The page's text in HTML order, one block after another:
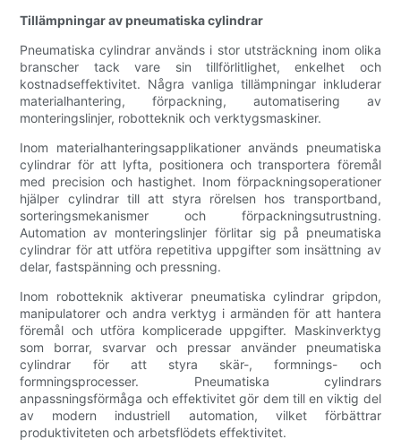
Tillämpningar av pneumatiska cylindrar
Pneumatiska cylindrar används i stor utsträckning inom olika
branscher tack vare sin tillförlitlighet, enkelhet och
kostnadseffektivitet. Några vanliga tillämpningar inkluderar
materialhantering, förpackning, automatisering av
monteringslinjer, robotteknik och verktygsmaskiner.
Inom materialhanteringsapplikationer används pneumatiska
cylindrar för att lyfta, positionera och transportera föremål
med precision och hastighet. Inom förpackningsoperationer
hjälper cylindrar till att styra rörelsen hos transportband,
sorteringsmekanismer och förpackningsutrustning.
Automation av monteringslinjer förlitar sig på pneumatiska
cylindrar för att utföra repetitiva uppgifter som insättning av
delar, fastspänning och pressning.
Inom robotteknik aktiverar pneumatiska cylindrar gripdon,
manipulatorer och andra verktyg i armänden för att hantera
föremål och utföra komplicerade uppgifter. Maskinverktyg
som borrar, svarvar och pressar använder pneumatiska
cylindrar för att styra skär-, formnings- och
formningsprocesser. Pneumatiska cylindrars
anpassningsförmåga och effektivitet gör dem till en viktig del
av modern industriell automation, vilket förbättrar
produktiviteten och arbetsflödets effektivitet.